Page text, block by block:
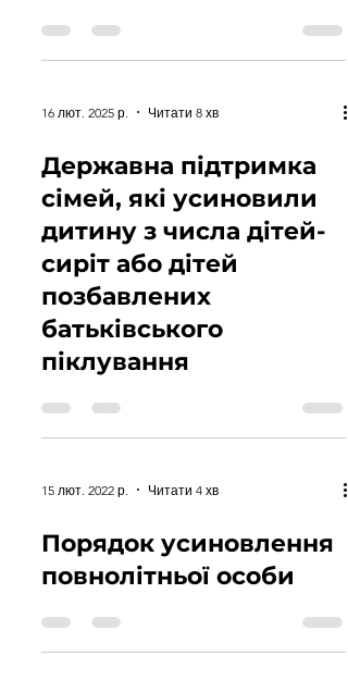
16 лют. 2025 р. Читати 8 хв
Державна підтримка
сімей, які усиновили
дитину з числа дітей-
сиріт або дітей
позбавлених
батьківського
піклування
15 лют. 2022 р. Читати 4 хв
Порядок усиновлення
повнолітньої особи